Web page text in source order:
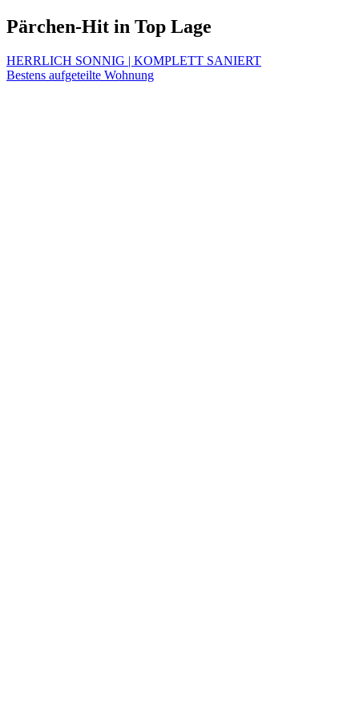
Pärchen-Hit in Top Lage
Beitragsnavigation
HERRLICH SONNIG | KOMPLETT SANIERT
Bestens aufgeteilte Wohnung